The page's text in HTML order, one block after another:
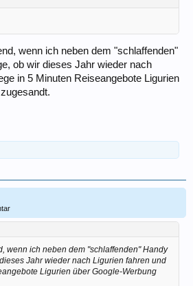
wenn ich neben dem "schlaffenden"
ob wir dieses Jahr wieder nach
in 5 Minuten Reiseangebote Ligurien
wenn ich neben dem "schlaffenden" Handy
Jahr wieder nach Ligurien fahren und
Ligurien über Google-Werbung